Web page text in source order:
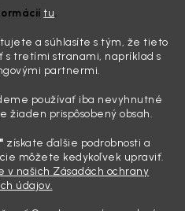
tu.
a súhlasíte s tým, že tieto
tretími stranami, napríklad s
partnermi.
používať iba nevyhnutné
žiaden prispôsobený obsah.
získate ďalšie podrobnosti a
môžete kedykoľvek upraviť.
našich Zásadách ochrany
údajov.
vami zaprášená kapota. Pre
Lenže keď si v košíku spočítate
výsledná suma vie poriadne
aj profi výbava ...
vychytávok, ktoré z
sa oprie do laku a vy namiesto
kvapky a kolesá čierne od